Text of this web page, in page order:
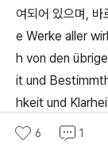
여되어 있으며, 바
e Werke aller
h von den
it und
hkeit und
deutlich wußten
6 1